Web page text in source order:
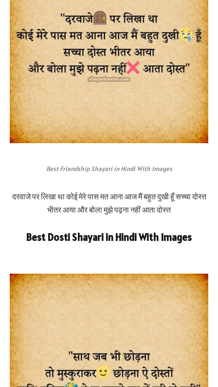
Best Friendship Shayari in Hindi With Images
दरवाजे पर लिखा था कोई मेरे पास मत आना आज मैं बहुत दुखी हूँ सच्चा दोस्त
भीतर आया और बोला मुझे पढ़ना नहीं आता दोस्त
Best Dosti Shayari in Hindi With Images